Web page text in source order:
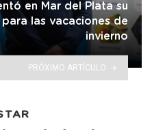
en Mar del Plata su
las vacaciones de
invierno
PRÓXIMO ARTÍCULO